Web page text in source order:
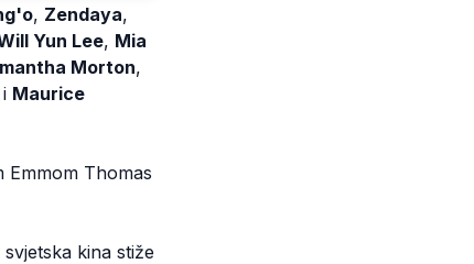
, Zendaya,
Yun Lee, Mia
Morton,
i Maurice
Thomas
kina stiže